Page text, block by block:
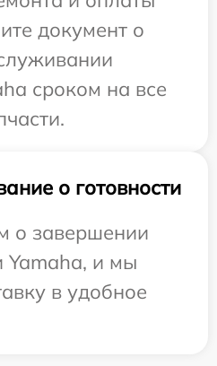
документ о
сроком на все
о готовности
о завершении
Yamaha, и мы
в удобное